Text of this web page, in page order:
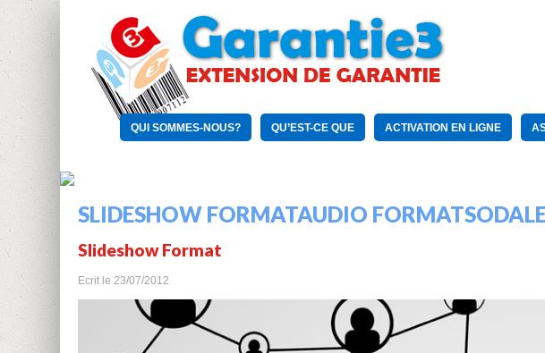
QUI SOMMES-NOUS? QU’EST-CE QUE ACTIVATION EN LIGNE
SLIDESHOW FORMATAUDIO
Slideshow Format
Ecrit le 23/07/2012